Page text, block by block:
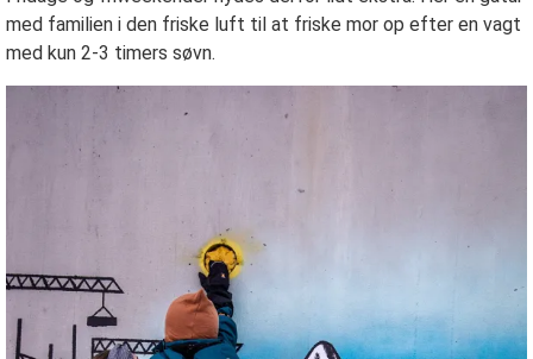
med familien i den friske luft til at friske mor op efter en vagt
med kun 2-3 timers søvn.